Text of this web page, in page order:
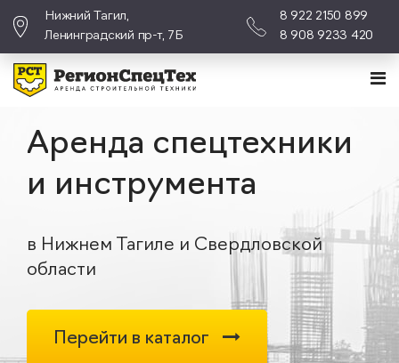
Нижний Тагил,
Ленинградский пр-т, 7Б
8 922 2150 899
8 908 9233 420
Аренда спецтехники
и инструмента
в Нижнем Тагиле и Свердловской
области
Перейти в каталог